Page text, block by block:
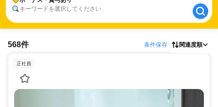
キーワードを選択してください
568件 条件保存 関連度順
正社員